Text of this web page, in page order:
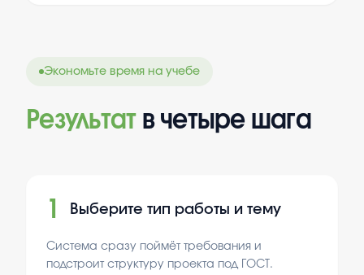
Экономьте время на учебе
Результат в четыре шага
1 Выберите тип работы и тему
Система сразу поймёт требования и
подстроит структуру проекта под ГОСТ.